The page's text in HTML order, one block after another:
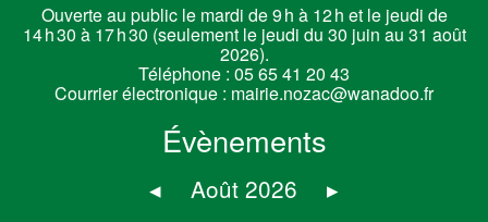
Ouverte au public le mardi de 9 h à 12 h et le jeudi de
14 h 30 à 17 h 30 (seulement le jeudi du 30 juin au 31 août
2026).
Téléphone : 05 65 41 20 43
Courrier électronique : mairie.nozac@wanadoo.fr
Évènements
◂ Août 2026 ▸